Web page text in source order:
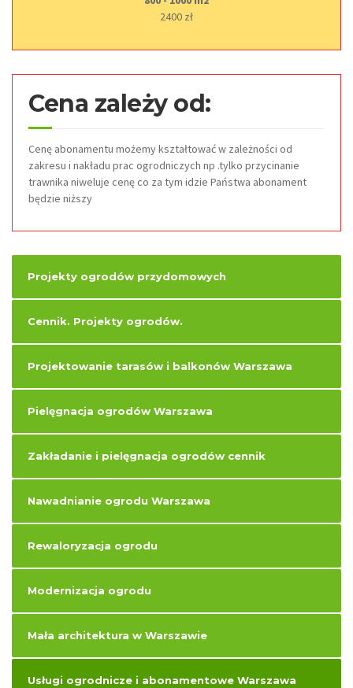
2400 zł
Cena zależy od:
Cenę abonamentu możemy kształtować w zależności od
zakresu i nakładu prac ogrodniczych np .tylko przycinanie
trawnika niweluje cenę co za tym idzie Państwa abonament
będzie niższy
Projekty ogrodów przydomowych
Cennik. Projekty ogrodów.
Projektowanie tarasów i balkonów Warszawa
Pielęgnacja ogrodów Warszawa
Zakładanie i pielęgnacja ogrodów cennik
Nawadnianie ogrodu Warszawa
Rewaloryzacja ogrodu
Modernizacja ogrodu
Mała architektura w Warszawie
Usługi ogrodnicze i abonamentowe Warszawa